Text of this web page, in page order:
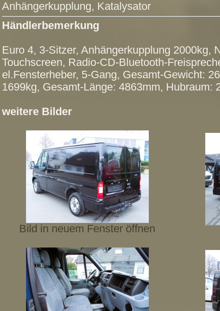
Anhängerkupplung, Katalysator
Händlerbemerkung
Euro 4, 3-Sitzer, Anhängerkupplung 2000kg,
Touchscreen, Radio-CD-Bluetooth-
el.Fensterheber, 5-Gang, Gesamt-Gewicht:
1699kg, Gesamt-Länge: 4863mm, Hubraum:
weitere Bilder
Bild in neuem Fenster öffnen